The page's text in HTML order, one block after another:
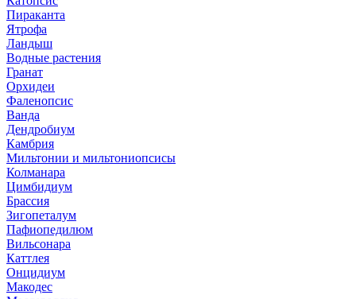
Пираканта
Ятрофа
Ландыш
Водные растения
Гранат
Орхидеи
Фаленопсис
Ванда
Дендробиум
Камбрия
Мильтонии и мильтониопсисы
Колманара
Цимбидиум
Брассия
Зигопеталум
Пафиопедилюм
Вильсонара
Каттлея
Онцидиум
Макодес